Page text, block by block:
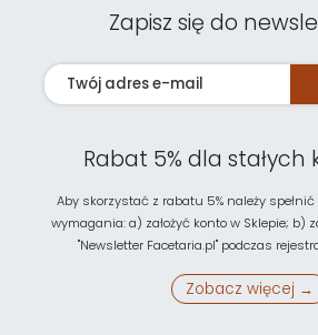
Zapisz się do
Rabat 5% dla stałych
Aby skorzystać z rabatu 5% należy
wymagania: a) założyć konto w Sklepie; b)
"Newsletter Facetaria.pl" podczas
Zobacz więcej →